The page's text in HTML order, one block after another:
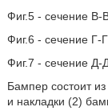
Фиг.5 - сечение В-
Фиг.6 - сечение Г-
Фиг.7 - сечение Д-
Бампер состоит
и накладки (2)